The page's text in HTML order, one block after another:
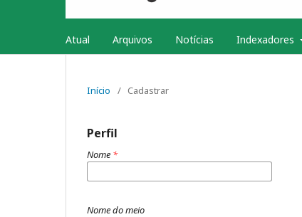
Atual Arquivos Notícias Indexadores
Início / Cadastrar
Perfil
Nome *
Nome do meio